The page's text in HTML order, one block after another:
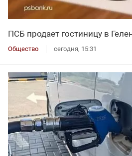
ПСБ продает гостиницу в
Общество сегодня, 15:31